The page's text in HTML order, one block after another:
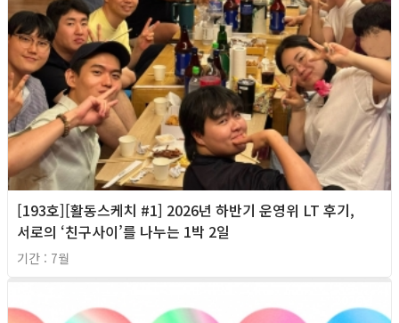
[193호][활동스케치 #1] 2026년 하반기 운영위 LT 후기,
서로의 ‘친구사이’를 나누는 1박 2일
기간 : 7월